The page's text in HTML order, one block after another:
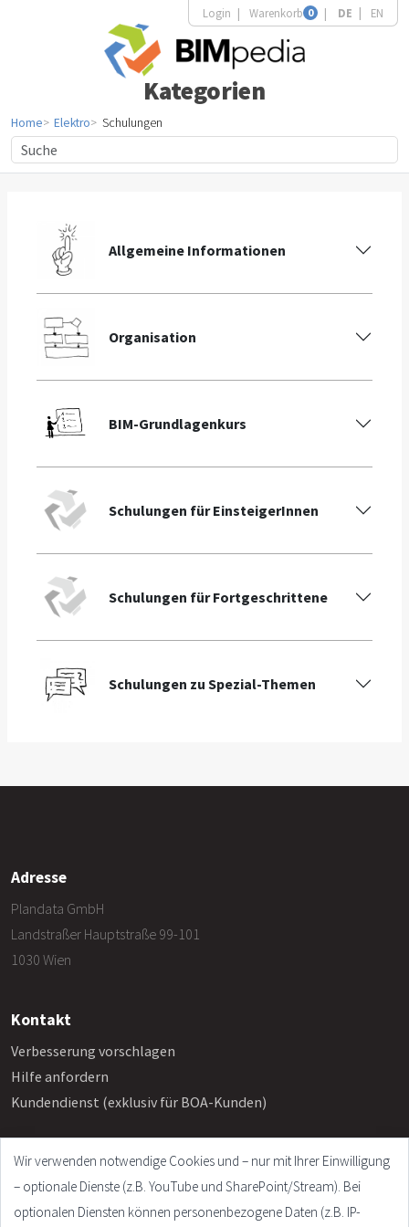
Login Warenkorb 0 DE EN
Kategorien
Home Elektro Schulungen
Allgemeine Informationen
Organisation
BIM-Grundlagenkurs
Schulungen für EinsteigerInnen
Schulungen für Fortgeschrittene
Schulungen zu Spezial-Themen
Adresse
Plandata GmbH
Landstraßer Hauptstraße 99-101
1030 Wien
Kontakt
Verbesserung vorschlagen
Hilfe anfordern
Kundendienst (exklusiv für BOA-Kunden)
Info
Häufige Fragen
Impressum
Wir verwenden notwendige Cookies und – nur mit Ihrer Einwilligung
– optionale Dienste (z.B. YouTube und SharePoint/Stream). Bei
optionalen Diensten können personenbezogene Daten (z.B. IP-